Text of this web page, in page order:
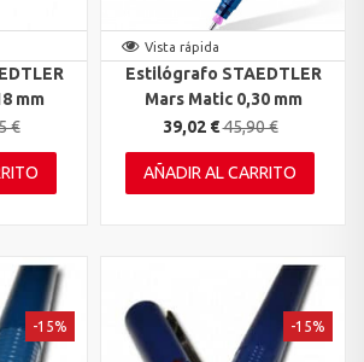
mm
€
Vista rápida
Estilógrafo STAEDTLER
Mars Matic 0,30 mm
39,02 €45,90 €
AÑADIR AL CARRITO
-15% -15%